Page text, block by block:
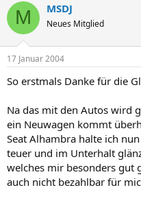
M MSDJ
Neues Mitglied
17 Januar 2004
So erstmals Danke für die
Na das mit den Autos wird
ein Neuwagen kommt
Seat Alhambra halte ich
teuer und im Unterhalt
welches mir besonders gut
auch nicht bezahlbar für